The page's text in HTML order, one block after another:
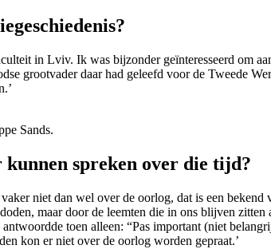
in Lviv. Ik was bijzonder geïnteresseerd om
grootvader daar had geleefd voor de Tweede
Sands.
spreken over die tijd?
niet dan wel over de oorlog, dat is een
maar door de leemten die in ons blijven
toen alleen: “Pas important (niet
kon er niet over de oorlog worden gepraat.’